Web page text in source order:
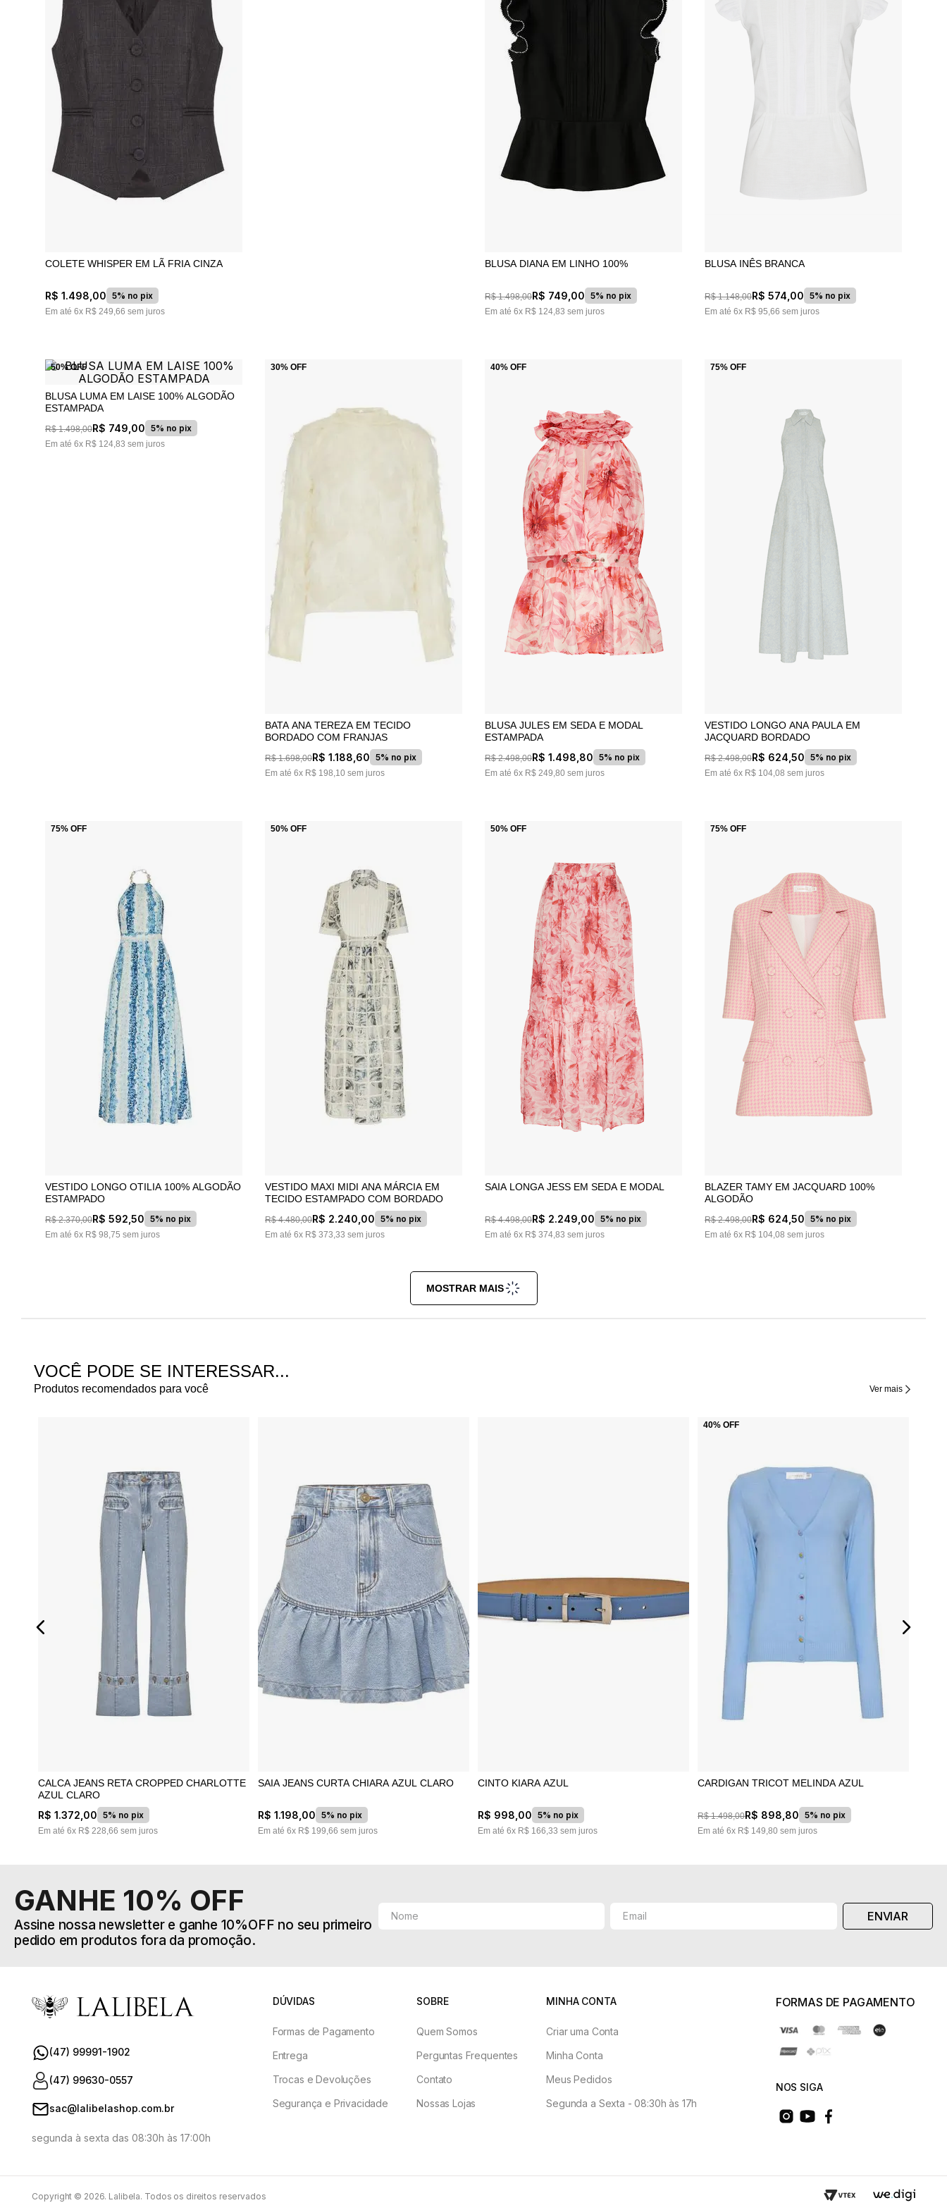
COLETE WHISPER EM LÃ FRIA CINZA
R$ 1.498 00 5% no pix
Em até 6x R$ 249,66 sem juros
BLUSA DIANA EM LINHO 100%
R$ 1.498,00R$ 749 00 5% no pix
Em até 6x R$ 124,83 sem juros
BLUSA INÊS BRANCA
R$ 1.148,00R$ 574 00 5% no pix
Em até 6x R$ 95,66 sem juros
50%OFF
BLUSA LUMA EM LAISE 100% ALGODÃO
ESTAMPADA
R$ 1.498,00R$ 749 00 5% no pix
Em até 6x R$ 124,83 sem juros
30% OFF
BATA ANA TEREZA EM TECIDO
BORDADO COM FRANJAS
R$ 1.698,00R$ 1.188 60 5% no pix
Em até 6x R$ 198,10 sem juros
40% OFF
BLUSA JULES EM SEDA E MODAL
ESTAMPADA
R$ 2.498,00R$ 1.498 80 5% no pix
Em até 6x R$ 249,80 sem juros
75% OFF
VESTIDO LONGO ANA PAULA EM
JACQUARD BORDADO
R$ 2.498,00R$ 624 50 5% no pix
Em até 6x R$ 104,08 sem juros
75% OFF
VESTIDO LONGO OTILIA 100% ALGODÃO
ESTAMPADO
R$ 2.370,00R$ 592 50 5% no pix
Em até 6x R$ 98,75 sem juros
50% OFF
VESTIDO MAXI MIDI ANA MÁRCIA EM
TECIDO ESTAMPADO COM BORDADO
R$ 4.480,00R$ 2.240 00 5% no pix
Em até 6x R$ 373,33 sem juros
50% OFF
SAIA LONGA JESS EM SEDA E MODAL
R$ 4.498,00R$ 2.249 00 5% no pix
Em até 6x R$ 374,83 sem juros
75% OFF
BLAZER TAMY EM JACQUARD 100%
ALGODÃO
R$ 2.498,00R$ 624 50 5% no pix
Em até 6x R$ 104,08 sem juros
MOSTRAR MAIS
VOCÊ PODE SE INTERESSAR...
Produtos recomendados para você Ver mais
CALCA JEANS RETA CROPPED CHARLOTTE
AZUL CLARO
R$ 1.372 00 5% no pix
Em até6x R$ 228,66 sem juros
SAIA JEANS CURTA CHIARA AZUL CLARO
R$ 1.198 00 5% no pix
Em até6x R$ 199,66 sem juros
CINTO KIARA AZUL
R$ 998 00 5% no pix
Em até6x R$ 166,33 sem juros
40% OFF
CARDIGAN TRICOT MELINDA AZUL
R$ 1.498,00R$ 898 80 5% no pix
Em até6x R$ 149,80 sem juros
GANHE 10% OFF
Assine nossa newsletter e ganhe 10%OFF no seu primeiro
pedido em produtos fora da promoção.
ENVIAR
(47) 99991-1902
(47) 99630-0557
sac@lalibelashop.com.br
segunda à sexta das 08:30h às 17:00h
DÚVIDAS
Formas de Pagamento
Entrega
Trocas e Devoluções
Segurança e Privacidade
SOBRE
Quem Somos
Perguntas Frequentes
Contato
Nossas Lojas
MINHA CONTA
Criar uma Conta
Minha Conta
Meus Pedidos
Segunda a Sexta - 08:30h às 17h
FORMAS DE PAGAMENTO
NOS SIGA
Copyright © 2026. Lalibela. Todos os direitos reservados